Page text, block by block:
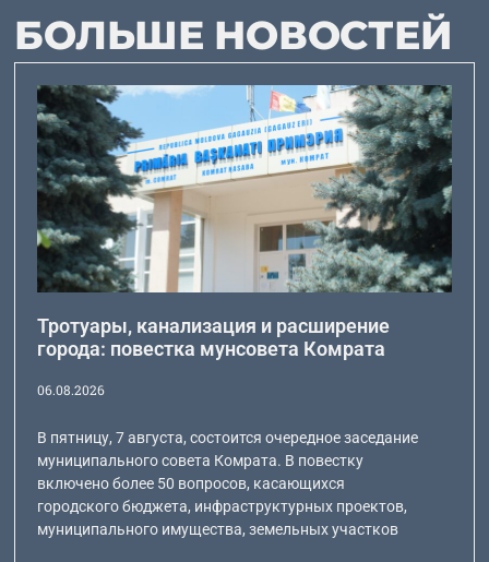
БОЛЬШЕ НОВОСТЕЙ
Тротуары, канализация и расширение
города: повестка мунсовета Комрата
06.08.2026
В пятницу, 7 августа, состоится очередное заседание
муниципального совета Комрата. В повестку
включено более 50 вопросов, касающихся
городского бюджета, инфраструктурных проектов,
муниципального имущества, земельных участков